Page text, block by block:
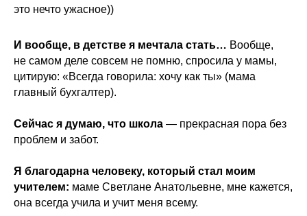
это нечто ужасное))
И вообще, в детстве я мечтала стать… Вообще,
не самом деле совсем не помню, спросила у мамы,
цитирую: «Всегда говорила: хочу как ты» (мама
главный бухгалтер).
Сейчас я думаю, что школа — прекрасная пора без
проблем и забот.
Я благодарна человеку, который стал моим
учителем: маме Светлане Анатольевне, мне кажется,
она всегда учила и учит меня всему.